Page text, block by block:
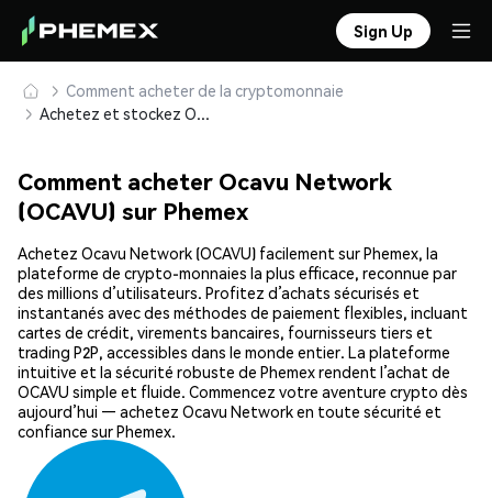
Sign Up
Comment acheter de la cryptomonnaie
Achetez et stockez Ocavu Network (OCAVU) en toute sécurité
Comment acheter Ocavu Network
(OCAVU) sur Phemex
Achetez Ocavu Network (OCAVU) facilement sur Phemex, la
plateforme de crypto-monnaies la plus efficace, reconnue par
des millions d’utilisateurs. Profitez d’achats sécurisés et
instantanés avec des méthodes de paiement flexibles, incluant
cartes de crédit, virements bancaires, fournisseurs tiers et
trading P2P, accessibles dans le monde entier. La plateforme
intuitive et la sécurité robuste de Phemex rendent l’achat de
OCAVU simple et fluide. Commencez votre aventure crypto dès
aujourd’hui — achetez Ocavu Network en toute sécurité et
confiance sur Phemex.